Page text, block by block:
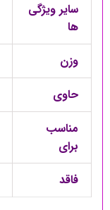
سایر ویژگی
ها
وزن
حاوی
مناسب
برای
فاقد